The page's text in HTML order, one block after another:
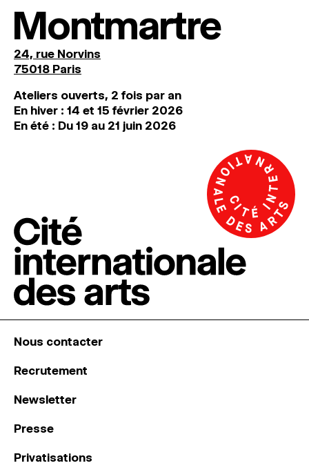
Montmartre
24, rue Norvins
75018 Paris
Ateliers ouverts, 2 fois par an
En hiver : 14 et 15 février 2026
En été : Du 19 au 21 juin 2026
Nous contacter
Recrutement
Newsletter
Presse
Privatisations